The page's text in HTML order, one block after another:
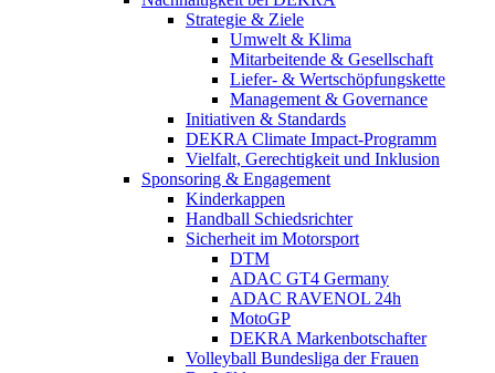
Strategie & Ziele
Umwelt & Klima
Mitarbeitende & Gesellschaft
Liefer- & Wertschöpfungskette
Management & Governance
Initiativen & Standards
DEKRA Climate Impact-Programm
Vielfalt, Gerechtigkeit und Inklusion​
Sponsoring & Engagement
Kinderkappen
Handball Schiedsrichter
Sicherheit im Motorsport
DTM
ADAC GT4 Germany
ADAC RAVENOL 24h
MotoGP
DEKRA Markenbotschafter
Volleyball Bundesliga der Frauen